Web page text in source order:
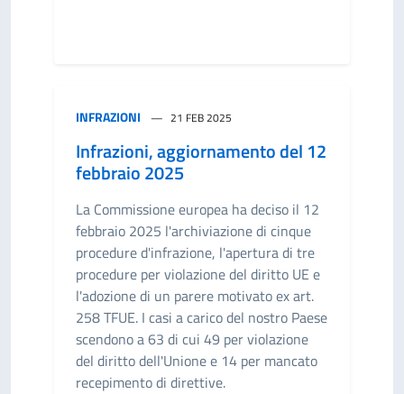
INFRAZIONI 21 FEB 2025
Infrazioni, aggiornamento del 12
febbraio 2025
La Commissione europea ha deciso il 12
febbraio 2025 l'archiviazione di cinque
procedure d'infrazione, l'apertura di tre
procedure per violazione del diritto UE e
l'adozione di un parere motivato ex art.
258 TFUE. I casi a carico del nostro Paese
scendono a 63 di cui 49 per violazione
del diritto dell'Unione e 14 per mancato
recepimento di direttive.